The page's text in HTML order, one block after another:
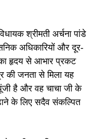
श्रीमती अर्चना पांडे
अधिकारियों और दूर-
का हृदय से आभार प्रकट
की जनता से मिला यह
है और वह चाचा जी के
के लिए सदैव संकल्पित